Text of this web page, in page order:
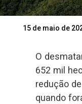
15 de maio de
O
652 mil
redução
quando